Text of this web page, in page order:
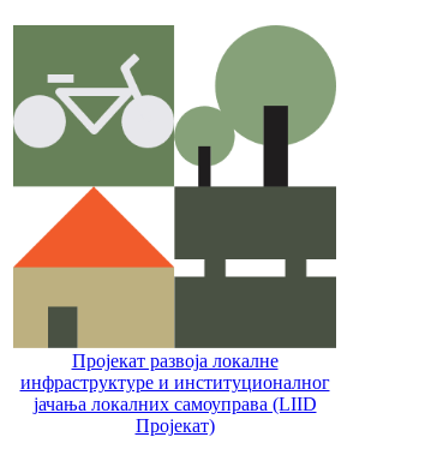
Пројекат развоја локалне
инфраструктуре и институционалног
јачања локалних самоуправa (LIID
Пројекат)